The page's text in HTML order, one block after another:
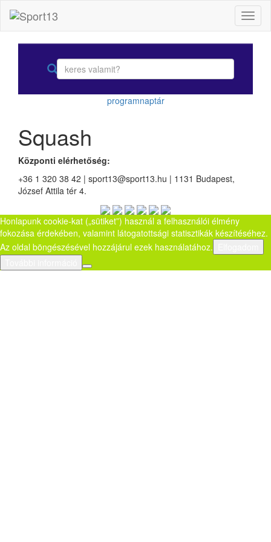
programnaptár
Squash
Központi elérhetőség:
+36 1 320 38 42 | sport13@sport13.hu | 1131 Budapest,
József Attila tér 4.
Honlapunk cookie-kat („sütiket”) használ a felhasználói élmény
fokozása érdekében, valamint látogatottsági statisztikák készítéséhez.
Az oldal böngészésével hozzájárul ezek használatához.